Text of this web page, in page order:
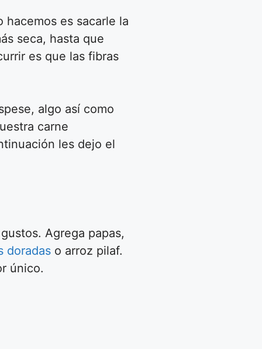
es sacarle la
seca, hasta que
es que las fibras
algo así como
carne
les dejo el
Agrega papas,
doradas o arroz pilaf.
único.